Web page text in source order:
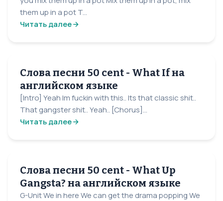
them up in a pot T...
Читать далее
Слова песни 50 cent - What If на
английском языке
[Intro] Yeah Im fuckin with this.. Its that classic shit..
That gangster shit.. Yeah.. [Chorus]...
Читать далее
Слова песни 50 cent - What Up
Gangsta? на английском языке
G-Unit We in here We can get the drama popping We